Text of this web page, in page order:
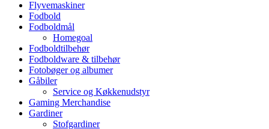
Flyvemaskiner
Fodbold
Fodboldmål
Homegoal
Fodboldtilbehør
Fodboldware & tilbehør
Fotobøger og albumer
Gåbiler
Service og Køkkenudstyr
Gaming Merchandise
Gardiner
Stofgardiner